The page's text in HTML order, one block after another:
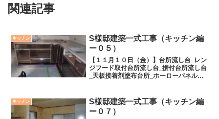
関連記事
キッチン
S様邸建築一式工事（キッチン編
ー０５）
【１１月１０日（金）】台所流し台_レン
ジフード取付台所流し台_据付台所流し台
_天板接着剤塗布台所_ホーローパネル貼
キッチン
S様邸建築一式工事（キッチン編
ー０７）